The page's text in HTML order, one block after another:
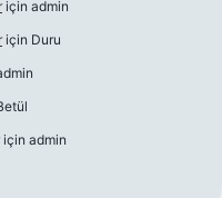
için admin
için Duru
için admin